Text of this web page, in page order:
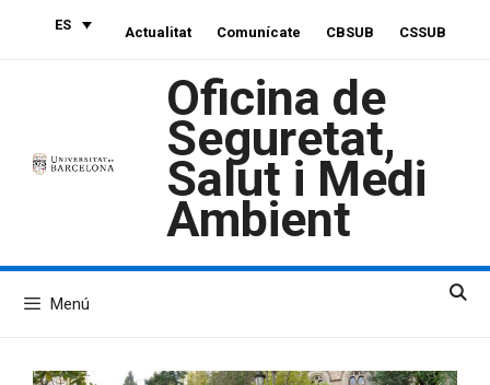
ES Actualitat Comunícate CBSUB CSSUB
Oficina de
Seguretat,
Salut i Medi
Ambient
Menú